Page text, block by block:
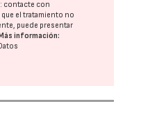
contacte con
el tratamiento no
puede presentar
Más información: